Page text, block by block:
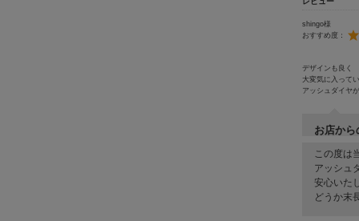
shingo様
おすすめ度：
デザインも良く
大変気に入って
アッシュダイヤ
お店から
この度は
アッシュ
安心いた
どうか末